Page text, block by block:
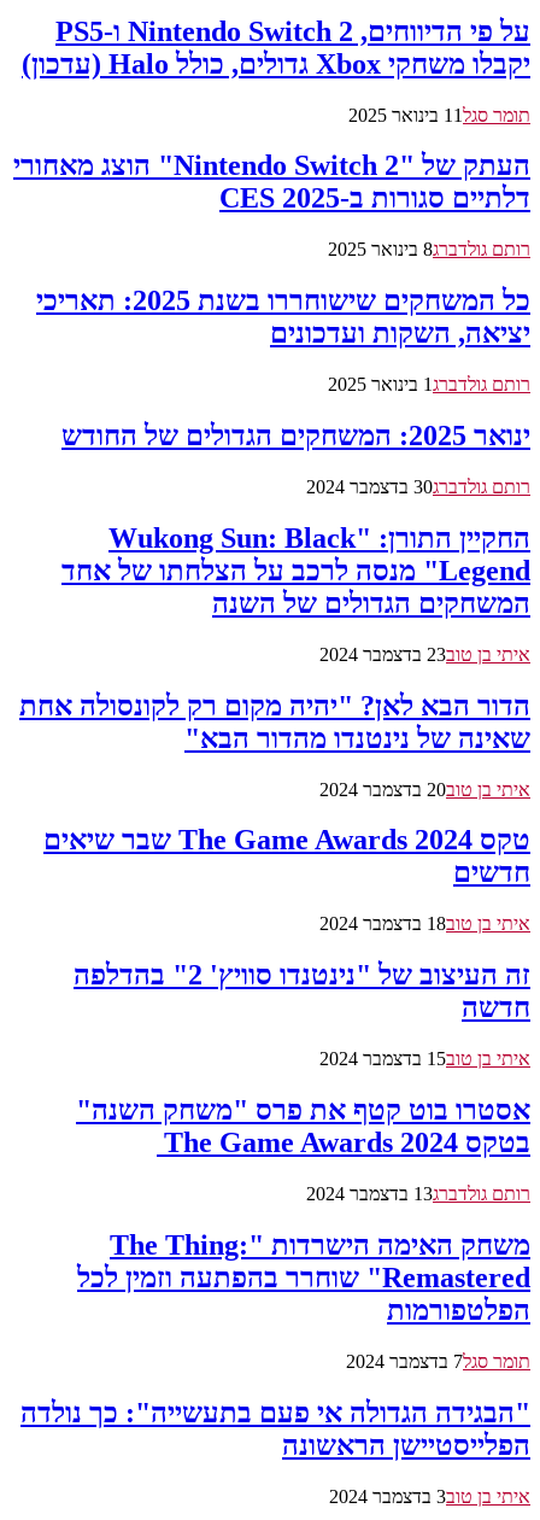
על פי הדיווחים, Nintendo Switch 2 ו-PS5
יקבלו משחקי Xbox גדולים, כולל Halo (עדכון)
תומר סגל11 בינואר 2025
העתק של "Nintendo Switch 2" הוצג מאחורי
דלתיים סגורות ב-CES 2025
רותם גולדברג8 בינואר 2025
כל המשחקים שישוחררו בשנת 2025: תאריכי
יציאה, השקות ועדכונים
רותם גולדברג1 בינואר 2025
ינואר 2025: המשחקים הגדולים של החודש
רותם גולדברג30 בדצמבר 2024
החקיין התורן: "Wukong Sun: Black
Legend" מנסה לרכב על הצלחתו של אחד
המשחקים הגדולים של השנה
איתי בן טוב23 בדצמבר 2024
הדור הבא לאן? "יהיה מקום רק לקונסולה אחת
שאינה של נינטנדו מהדור הבא"
איתי בן טוב20 בדצמבר 2024
טקס The Game Awards 2024 שבר שיאים
חדשים
איתי בן טוב18 בדצמבר 2024
זה העיצוב של "נינטנדו סוויץ' 2" בהדלפה
חדשה
איתי בן טוב15 בדצמבר 2024
אסטרו בוט קטף את פרס "משחק השנה"
בטקס The Game Awards 2024
רותם גולדברג13 בדצמבר 2024
משחק האימה הישרדות "The Thing:
Remastered" שוחרר בהפתעה וזמין לכל
הפלטפורמות
תומר סגל7 בדצמבר 2024
"הבגידה הגדולה אי פעם בתעשייה": כך נולדה
הפלייסטיישן הראשונה
איתי בן טוב3 בדצמבר 2024